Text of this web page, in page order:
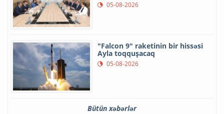
05-08-2026
"Falcon 9" raketinin bir hissəsi
Ayla toqquşacaq
05-08-2026
Bütün xəbərlər